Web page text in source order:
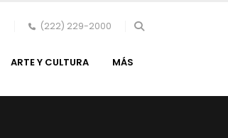
(222) 229-2000
ARTE Y CULTURA MÁS